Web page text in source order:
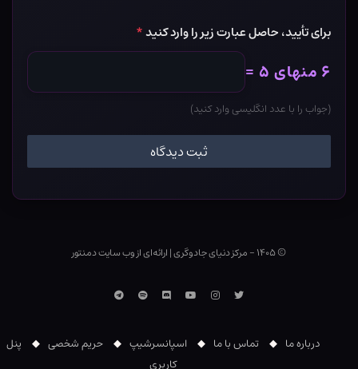
برای تأیید، حاصل عبارت زیر را وارد کنید*
۶ منهای ۵ =
(جواب را با عدد انگلیسی وارد کنید)
© ۱۴۰۵ - مرکز دنیای جادوگری |ارائه‌ای از وب ‌سایت دمنتور
توییتراینستاگرام
یوتوبDiscordاسپاتیفایتلگرام
درباره ما تماس با ما اسپانسرشیپ حریم شخصی
پنل
کاربری